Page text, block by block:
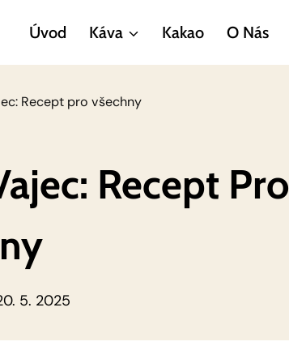
Úvod Káva Kakao O Nás
Recept pro všechny
Recept Pro
5. 2025